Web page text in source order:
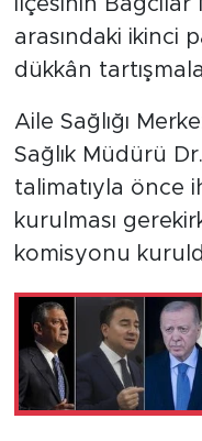
arasındaki ikinci
dükkân
Aile Sağlığı
Sağlık Müdürü
talimatıyla önce
kurulması
komisyonu
EKONOMİ
SPOR
KÜLTÜR
YAŞAM
TARİHTEN
TARİH
KADIN
SAĞLIK